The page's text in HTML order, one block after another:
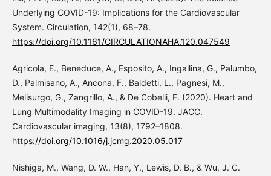
Underlying COVID-19: Implications for the Cardiovascular
System. Circulation, 142(1), 68–78.
https://doi.org/10.1161/CIRCULATIONAHA.120.047549
Agricola, E., Beneduce, A., Esposito, A., Ingallina, G., Palumbo,
D., Palmisano, A., Ancona, F., Baldetti, L., Pagnesi, M.,
Melisurgo, G., Zangrillo, A., & De Cobelli, F. (2020). Heart and
Lung Multimodality Imaging in COVID-19. JACC.
Cardiovascular imaging, 13(8), 1792–1808.
https://doi.org/10.1016/j.jcmg.2020.05.017
Nishiga, M., Wang, D. W., Han, Y., Lewis, D. B., & Wu, J. C.